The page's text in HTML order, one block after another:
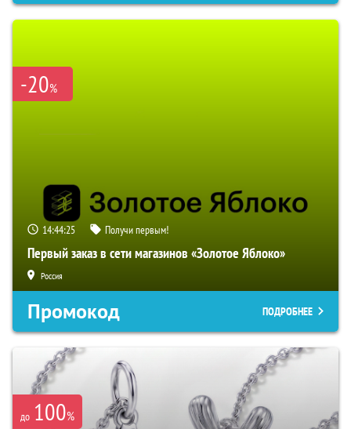
-20%
14:44:24 Получи первым!
Первый заказ в сети магазинов «Золотое Яблоко»
Россия
Промокод ПОДРОБНЕЕ
до 100%